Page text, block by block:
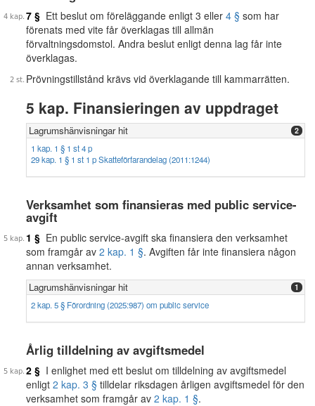
7 § Ett beslut om föreläggande enligt 3 eller 4 § som har
förenats med vite får överklagas till allmän
förvaltningsdomstol. Andra beslut enligt denna lag får inte
överklagas.
Prövningstillstånd krävs vid överklagande till kammarrätten.
5 kap. Finansieringen av uppdraget
Lagrumshänvisningar hit 2
1 kap. 1 § 1 st 4 p
29 kap. 1 § 1 st 1 p Skatteförfarandelag (2011:1244)
Verksamhet som finansieras med public service-
avgift
1 § En public service-avgift ska finansiera den verksamhet
som framgår av 2 kap. 1 §. Avgiften får inte finansiera någon
annan verksamhet.
Lagrumshänvisningar hit 1
2 kap. 5 § Förordning (2025:987) om public service
Årlig tilldelning av avgiftsmedel
2 § I enlighet med ett beslut om tilldelning av avgiftsmedel
enligt 2 kap. 3 § tilldelar riksdagen årligen avgiftsmedel för den
verksamhet som framgår av 2 kap. 1 §.